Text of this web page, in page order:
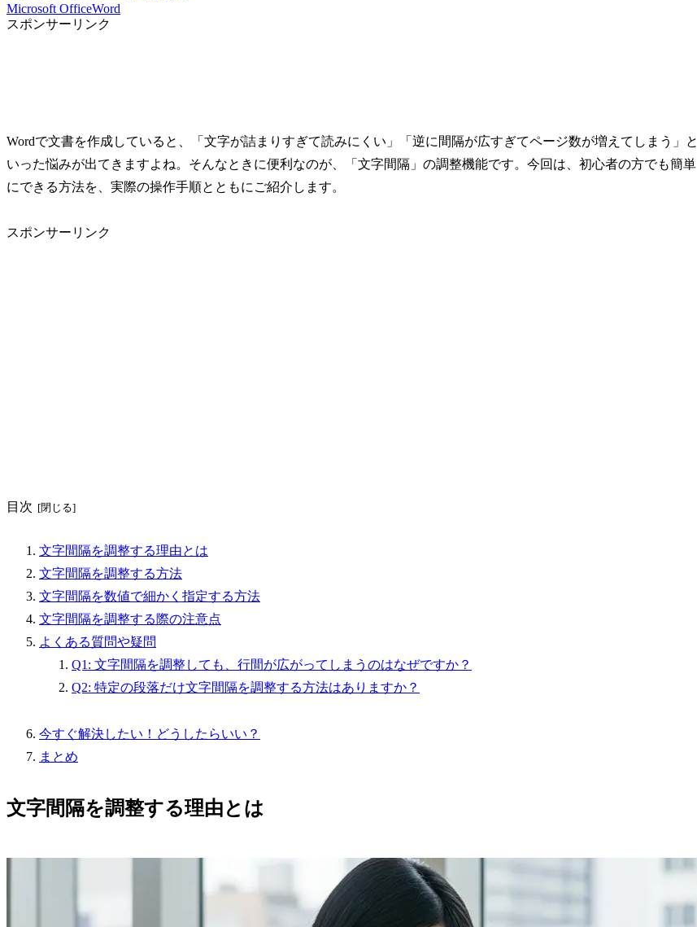
Microsoft OfficeWord
スポンサーリンク
Wordで文書を作成していると、「文字が詰まりすぎて読みにくい」「逆に間隔が広すぎてページ数が増えてしまう」と
いった悩みが出てきますよね。そんなときに便利なのが、「文字間隔」の調整機能です。今回は、初心者の方でも簡単
にできる方法を、実際の操作手順とともにご紹介します。
スポンサーリンク
目次
文字間隔を調整する理由とは
文字間隔を調整する方法
文字間隔を数値で細かく指定する方法
文字間隔を調整する際の注意点
よくある質問や疑問
Q1: 文字間隔を調整しても、行間が広がってしまうのはなぜですか？
Q2: 特定の段落だけ文字間隔を調整する方法はありますか？
今すぐ解決したい！どうしたらいい？
まとめ
文字間隔を調整する理由とは